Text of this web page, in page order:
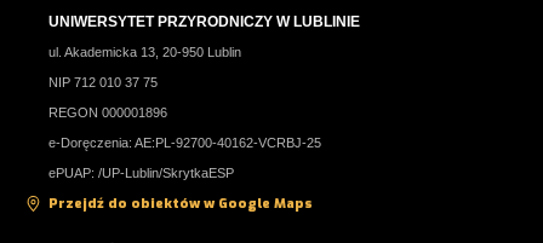
UNIWERSYTET PRZYRODNICZY W LUBLINIE
ul. Akademicka 13, 20-950 Lublin
NIP 712 010 37 75
REGON 000001896
e-Doręczenia: AE:PL-92700-40162-VCRBJ-25
ePUAP: /UP-Lublin/SkrytkaESP
Przejdź do obiektów w Google Maps